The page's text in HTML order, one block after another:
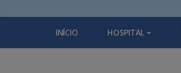
INÍCIO HOSPITAL